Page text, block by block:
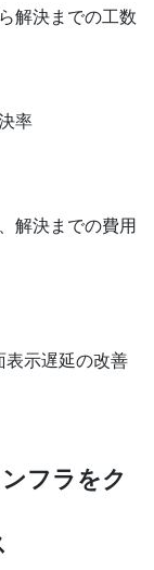
解決までの工数
率
解決までの費用
示遅延の改善
フラをク